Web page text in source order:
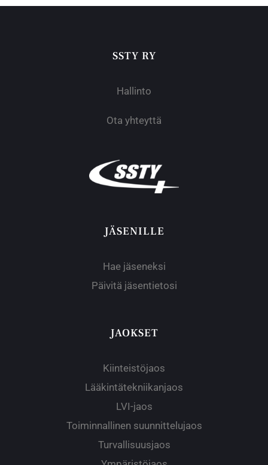
SSTY RY
Hallinto
Ota yhteyttä
JÄSENILLE
Hae jäseneksi
Päivitä jäsentietosi
JAOKSET
Kiinteistöjaos
Lääkintätekniikanjaos
LVI-jaos
Toiminnallinen suunnittelujaos
Turvallisuusjaos